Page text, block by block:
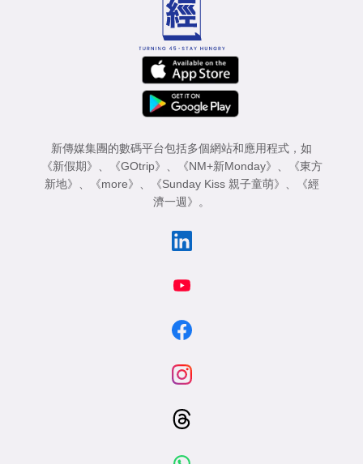
新傳媒集團的數碼平台包括多個網站和應用程式，如
《新假期》
《GOtrip》 《NM+新Monday》
《東方
新地》
《more》 《Sunday Kiss 親子童萌》
《經
濟一週》
。